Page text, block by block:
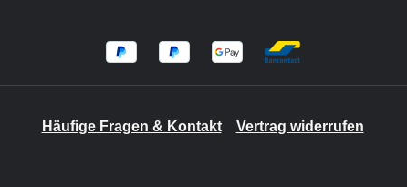
Häufige Fragen & Kontakt Vertrag widerrufen